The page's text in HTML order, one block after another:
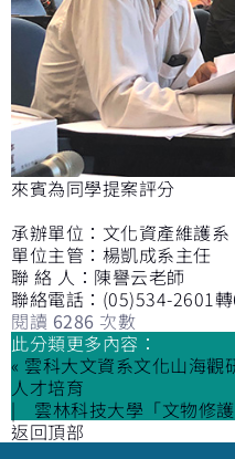
來賓為同學提案評分
承辦單位：文化資產維護
單位主管：楊凱成系主任
聯 絡 人：陳
聯絡電話：(05)534-2601
閱讀 6286 次數
此分類更多內容：
« 雲科大文資系文化山海觀
人才培育
雲林科技大學「文物修
返回頂部